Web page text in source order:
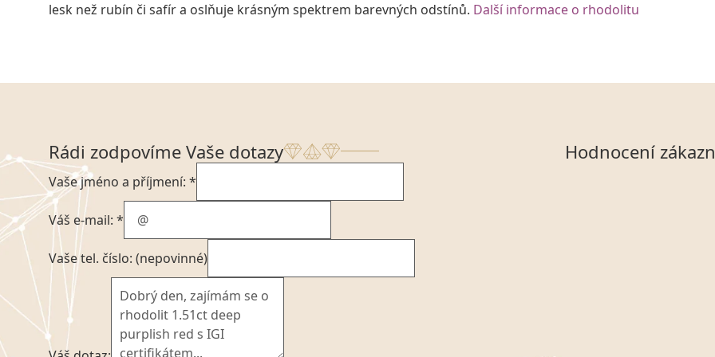
lesk než rubín či safír a oslňuje krásným spektrem barevných odstínů. Další informace o rhodolitu
Rádi zodpovíme Vaše dotazy
Vaše jméno a příjmení: *
Váš e-mail: *
Vaše tel. číslo: (nepovinné)
Hodnocení